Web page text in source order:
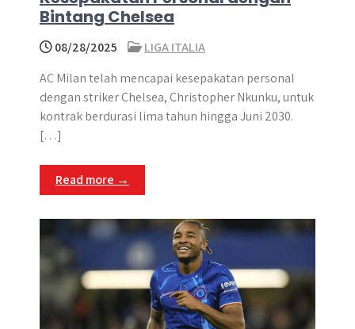
Bintang Chelsea
08/28/2025
LIGA ITALIA
​​AC Milan telah mencapai kesepakatan personal
dengan striker Chelsea, Christopher Nkunku, untuk
kontrak berdurasi lima tahun hingga Juni 2030​. ​
[…]
Read more →